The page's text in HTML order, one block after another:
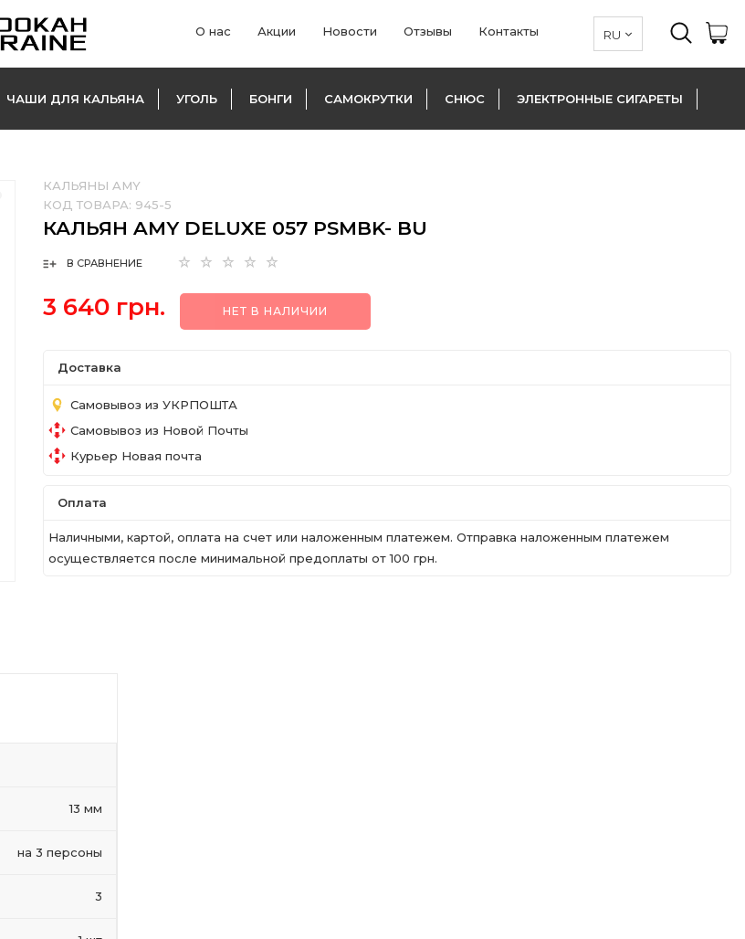
О нас Акции Новости Отзывы Контакты
ЧАШИ ДЛЯ КАЛЬЯНА УГОЛЬ БОНГИ САМОКРУТКИ СНЮС ЭЛЕКТРОННЫЕ СИГАРЕТЫ
КАЛЬЯНЫ AMY
КОД ТОВАРА: 945-5
КАЛЬЯН AMY DELUXE 057 PSMBK- BU
В СРАВНЕНИЕ
3 640 грн. НЕТ В НАЛИЧИИ
Доставка
Самовывоз из УКРПОШТА
Самовывоз из Новой Почты
Курьер Новая почта
Оплата
Наличными, картой, оплата на счет или наложенным платежем. Отправка наложенным платежем
осуществляется после минимальной предоплаты от 100 грн.
13 мм
на 3 персоны
3